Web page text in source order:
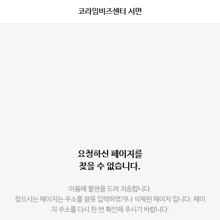
코라임비즈센터 서면
요청하신 페이지를
찾을 수 없습니다.
이용에 불편을 드려 죄송합니다.
찾으시는 페이지는 주소를 잘못 입력하였거나 삭제된 페이지 입니다. 페이
지 주소를 다시 한 번 확인해 주시기 바랍니다.